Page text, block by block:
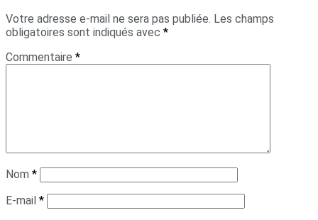
Votre adresse e-mail ne sera pas publiée. Les champs
obligatoires sont indiqués avec *
Commentaire *
Nom *
E-mail *